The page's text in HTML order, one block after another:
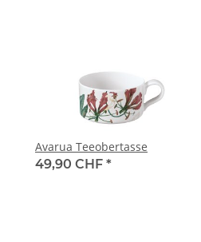
Avarua Teeobertasse
49,90 CHF *